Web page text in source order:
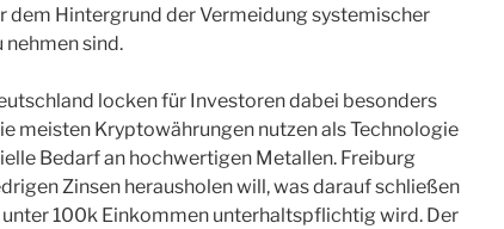
dem Hintergrund der Vermeidung systemischer
nehmen sind.
locken für Investoren dabei besonders
meisten Kryptowährungen nutzen als Technologie
Bedarf an hochwertigen Metallen. Freiburg
Zinsen herausholen will, was darauf schließen
100k Einkommen unterhaltspflichtig wird. Der